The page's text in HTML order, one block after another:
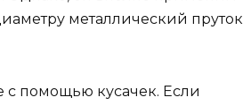
металлический пруток
с помощью кусачек. Если